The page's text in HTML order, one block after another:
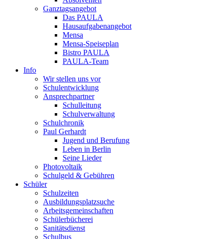
Ganztagsangebot
Das PAULA
Hausaufgabenangebot
Mensa
Mensa-Speiseplan
Bistro PAULA
PAULA-Team
Info
Wir stellen uns vor
Schulentwicklung
Ansprechpartner
Schulleitung
Schulverwaltung
Schulchronik
Paul Gerhardt
Jugend und Berufung
Leben in Berlin
Seine Lieder
Photovoltaik
Schulgeld & Gebühren
Schüler
Schulzeiten
Ausbildungsplatzsuche
Arbeitsgemeinschaften
Schülerbücherei
Sanitätsdienst
Schulbus